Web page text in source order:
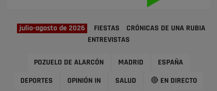
julio-agosto de 2026 FIESTAS
CRÓNICAS DE UNA RUBIA
ENTREVISTAS
POZUELO DE ALARCÓN MADRID ESPAÑA
DEPORTES OPINIÓN IN SALUD 🔴 EN DIRECTO